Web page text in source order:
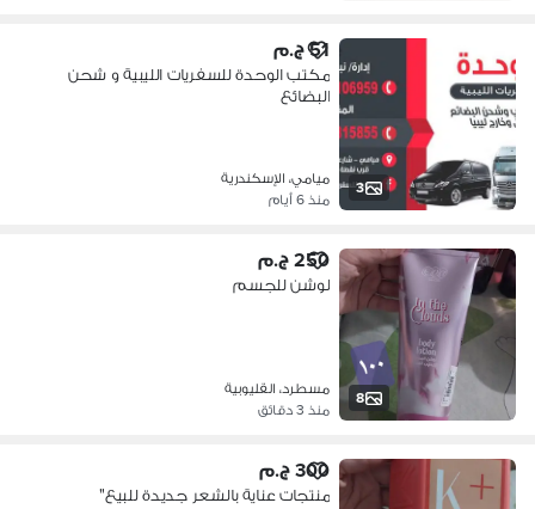
3
51 ج.م
مكتب الوحدة للسفريات الليبية و شحن
البضائع
ميامي، الإسكندرية
منذ 6 أيام
8
250 ج.م
لوشن للجسم
مسطرد، القليوبية
منذ 3 دقائق
300 ج.م
منتجات عناية بالشعر جديدة للبيع"